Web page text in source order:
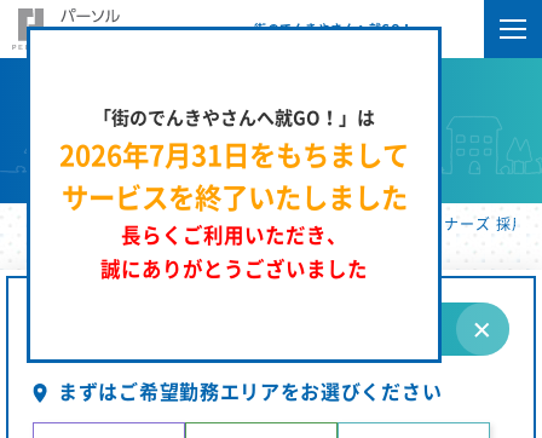
街のでんきやさんへ就GO！
「街のでんきやさんへ就GO！」は
2026年7月31日をもちまして
サービスを終了いたしました
長らくご利用いただき、
誠にありがとうございました
求人検索
街のでんきやさんへ就GO！ | パーソルエクセルＨＲパートナーズ 採用
まずはご希望勤務エリアをお選びください